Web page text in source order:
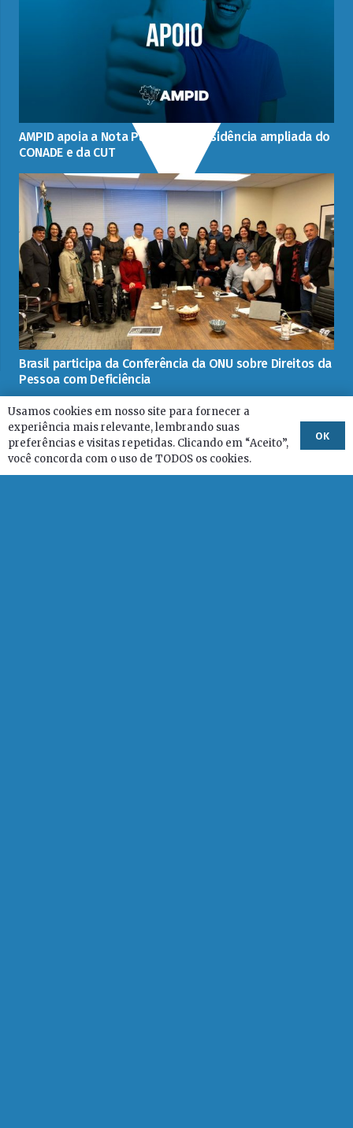
AMPID apoia a Nota Pública da Presidência ampliada do
CONADE e da CUT
Brasil participa da Conferência da ONU sobre Direitos da
Pessoa com Deficiência
Usamos cookies em nosso site para fornecer a
experiência mais relevante, lembrando suas
preferências e visitas repetidas. Clicando em “Aceito”,
você concorda com o uso de TODOS os cookies.
OK